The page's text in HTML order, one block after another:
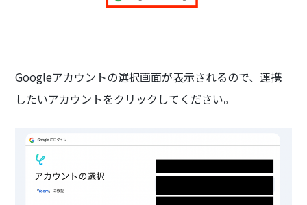
Googleアカウントの選択画面が表示されるので、連携
したいアカウントをクリックしてください。